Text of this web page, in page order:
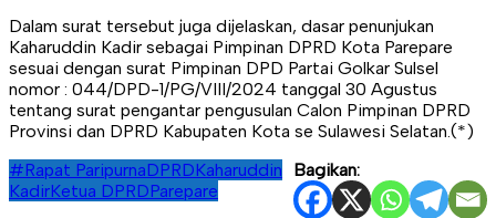
Dalam surat tersebut juga dijelaskan, dasar penunjukan
Kaharuddin Kadir sebagai Pimpinan DPRD Kota Parepare
sesuai dengan surat Pimpinan DPD Partai Golkar Sulsel
nomor : 044/DPD-1/PG/VIII/2024 tanggal 30 Agustus
tentang surat pengantar pengusulan Calon Pimpinan DPRD
Provinsi dan DPRD Kabupaten Kota se Sulawesi Selatan.(*)
Bagikan:
#Rapat ParipurnaDPRDKaharuddin
KadirKetua DPRDParepare